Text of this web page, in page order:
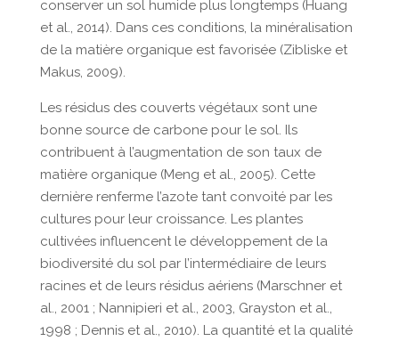
conserver un sol humide plus longtemps (Huang
et al., 2014). Dans ces conditions, la minéralisation
de la matière organique est favorisée (Zibliske et
Makus, 2009).
Les résidus des couverts végétaux sont une
bonne source de carbone pour le sol. Ils
contribuent à l’augmentation de son taux de
matière organique (Meng et al., 2005). Cette
dernière renferme l’azote tant convoité par les
cultures pour leur croissance. Les plantes
cultivées influencent le développement de la
biodiversité du sol par l’intermédiaire de leurs
racines et de leurs résidus aériens (Marschner et
al., 2001 ; Nannipieri et al., 2003, Grayston et al.,
1998 ; Dennis et al., 2010). La quantité et la qualité